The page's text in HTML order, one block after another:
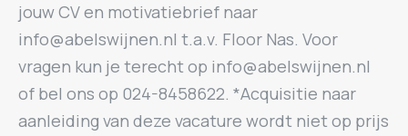
jouw CV en motivatiebrief naar
info@abelswijnen.nl t.a.v. Floor Nas. Voor
vragen kun je terecht op info@abelswijnen.nl
of bel ons op 024-8458622. *Acquisitie naar
aanleiding van deze vacature wordt niet op prijs